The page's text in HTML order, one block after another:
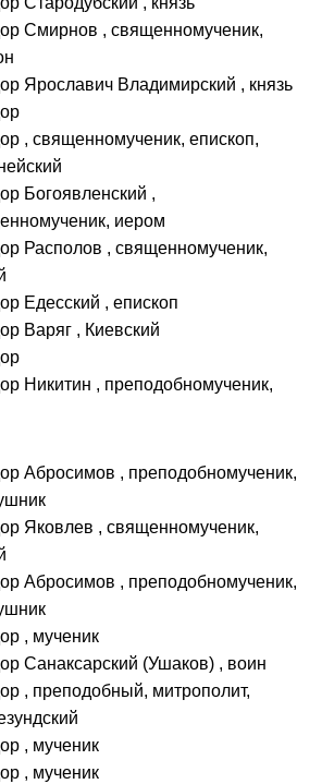
Смирнов , священномученик,
Ярославич Владимирский , князь
, священномученик, епископ,
Богоявленский ,
иером
Располов , священномученик,
Едесский , епископ
Варяг , Киевский
Никитин , преподобномученик,
Абросимов , преподобномученик,
Яковлев , священномученик,
Абросимов , преподобномученик,
, мученик
Санаксарский (Ушаков) , воин
, преподобный, митрополит,
, мученик
, мученик